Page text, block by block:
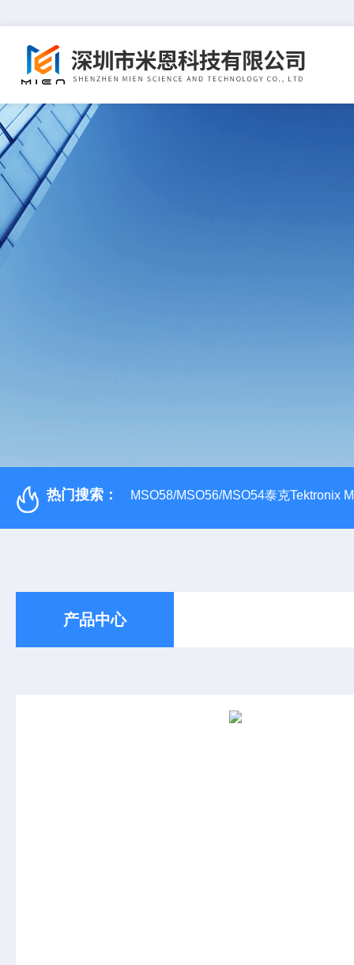
热门搜索： MSO58/MSO56/MSO54泰克Tektronix
产品中心